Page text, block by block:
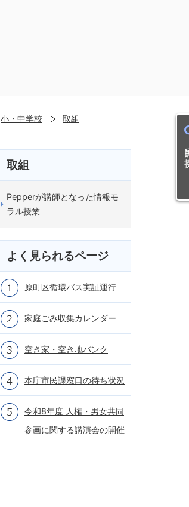
目
小・中学校
取組
取組
Pepperが講師となった情報モ
ラル授業
よく見られるページ
原町区循環バス実証運行
家庭ごみ収集カレンダー
空き家・空き地バンク
本庁市民課窓口の待ち状況
令和8年度 人権・男女共同
参画に関する講演会の開催